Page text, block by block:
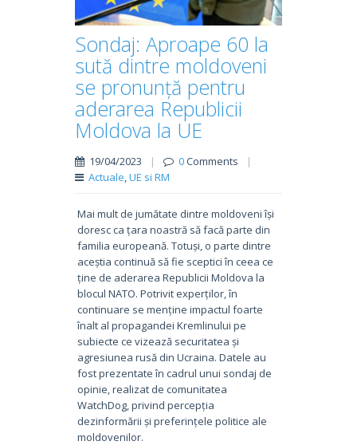
Sondaj: Aproape 60 la
sută dintre moldoveni
se pronunță pentru
aderarea Republicii
Moldova la UE
19/04/2023 | 0Comments
|
Actuale,UE si RM
Mai mult de jumătate dintre moldoveni își
doresc ca țara noastră să facă parte din
familia europeană. Totuși, o parte dintre
aceștia continuă să fie sceptici în ceea ce
ține de aderarea Republicii Moldova la
blocul NATO. Potrivit experților, în
continuare se menține impactul foarte
înalt al propagandei Kremlinului pe
subiecte ce vizează securitatea și
agresiunea rusă din Ucraina. Datele au
fost prezentate în cadrul unui sondaj de
opinie, realizat de comunitatea
WatchDog, privind percepția
dezinformării și preferințele politice ale
moldovenilor.